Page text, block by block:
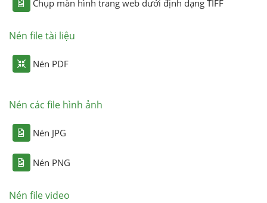
Chụp màn hình trang web dưới định dạng TIFF
Nén file tài liệu
Nén PDF
Nén các file hình ảnh
Nén JPG
Nén PNG
Nén file video